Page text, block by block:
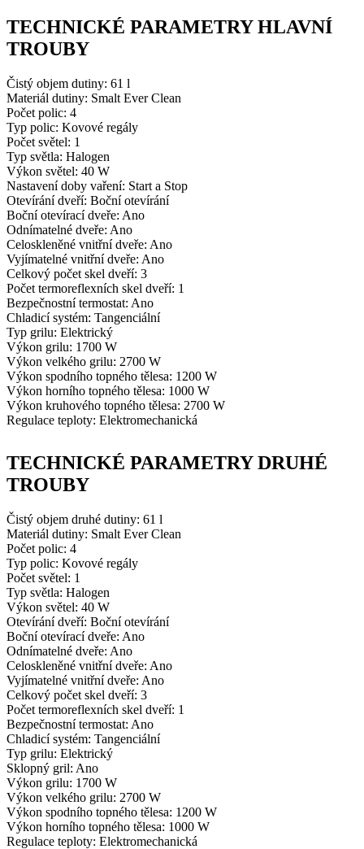
TECHNICKÉ PARAMETRY HLAVNÍ
TROUBY
Čistý objem dutiny: 61 l
Materiál dutiny: Smalt Ever Clean
Počet polic: 4
Typ polic: Kovové regály
Počet světel: 1
Typ světla: Halogen
Výkon světel: 40 W
Nastavení doby vaření: Start a Stop
Otevírání dveří: Boční otevírání
Boční otevírací dveře: Ano
Odnímatelné dveře: Ano
Celoskleněné vnitřní dveře: Ano
Vyjímatelné vnitřní dveře: Ano
Celkový počet skel dveří: 3
Počet termoreflexních skel dveří: 1
Bezpečnostní termostat: Ano
Chladicí systém: Tangenciální
Typ grilu: Elektrický
Výkon grilu: 1700 W
Výkon velkého grilu: 2700 W
Výkon spodního topného tělesa: 1200 W
Výkon horního topného tělesa: 1000 W
Výkon kruhového topného tělesa: 2700 W
Regulace teploty: Elektromechanická
TECHNICKÉ PARAMETRY DRUHÉ
TROUBY
Čistý objem druhé dutiny: 61 l
Materiál dutiny: Smalt Ever Clean
Počet polic: 4
Typ polic: Kovové regály
Počet světel: 1
Typ světla: Halogen
Výkon světel: 40 W
Otevírání dveří: Boční otevírání
Boční otevírací dveře: Ano
Odnímatelné dveře: Ano
Celoskleněné vnitřní dveře: Ano
Vyjímatelné vnitřní dveře: Ano
Celkový počet skel dveří: 3
Počet termoreflexních skel dveří: 1
Bezpečnostní termostat: Ano
Chladicí systém: Tangenciální
Typ grilu: Elektrický
Sklopný gril: Ano
Výkon grilu: 1700 W
Výkon velkého grilu: 2700 W
Výkon spodního topného tělesa: 1200 W
Výkon horního topného tělesa: 1000 W
Regulace teploty: Elektromechanická